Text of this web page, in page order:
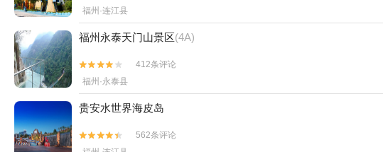
福州·连江县
福州永泰天门山景区(4A)


412条评论
福州·永泰县
贵安水世界海皮岛


562条评论